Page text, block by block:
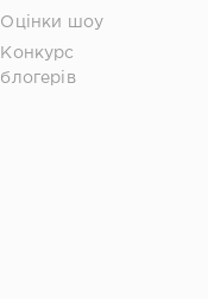
Оцінки шоу
Конкурс
блогерів